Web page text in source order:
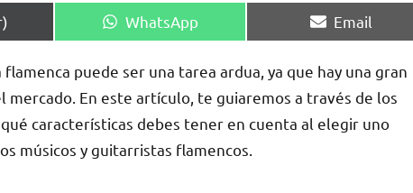
Compartir
en
WhatsApp
Compartir
en
Email
puede ser una tarea ardua, ya que hay una gran
mercado. En este artículo, te guiaremos a través de los
características debes tener en cuenta al elegir uno
músicos y guitarristas flamencos.